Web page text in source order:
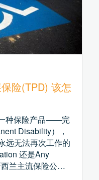
险(TPD) 该怎
种保险产品——完
Disability），
远无法再次工作的
还是Any
兰主流保险公司